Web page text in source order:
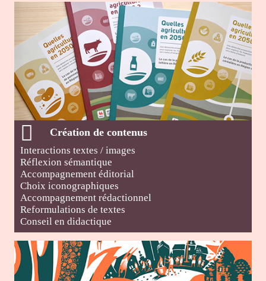
Création de contenus
Interactions textes / images
Réflexion sémantique
Accompagnement éditorial
Choix iconographiques
Accompagnement rédactionnel
Reformulations de textes
Conseil en didactique